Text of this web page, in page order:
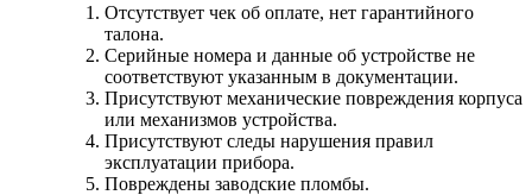
Отсутствует чек об оплате, нет гарантийного
талона.
Серийные номера и данные об устройстве не
соответствуют указанным в документации.
Присутствуют механические повреждения корпуса
или механизмов устройства.
Присутствуют следы нарушения правил
эксплуатации прибора.
Повреждены заводские пломбы.